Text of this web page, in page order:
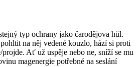
typ ochrany jako čarodějova hůl.
na něj vedené kouzlo, hází si proti
Ať už uspěje nebo ne, sníží se mu
magenergie potřebné na seslání